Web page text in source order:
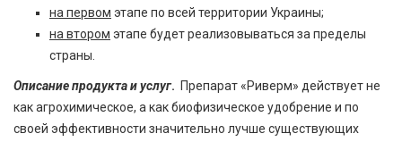
на первом этапе по всей территории Украины;
на втором этапе будет реализовываться за пределы
страны.
Описание продукта и услуг. Препарат «Риверм» действует не
как агрохимическое, а как биофизическое удобрение и по
своей эффективности значительно лучше существующих